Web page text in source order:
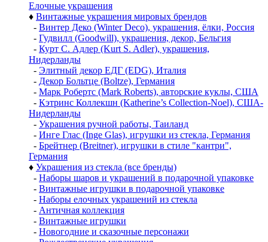
Елочные украшения
♦ Винтажные украшения мировых брендов
- Винтер Деко (Winter Deco), украшения, ёлки, Россия
- Гудвилл (Goodwill), украшения, декор, Бельгия
- Курт С. Адлер (Kurt S. Adler), украшения,
Нидерланды
- Элитный декор ЕДГ (EDG), Италия
- Декор Больтце (Boltze), Германия
- Марк Робертс (Mark Roberts), авторские куклы, США
- Кэтринс Коллекшн (Katherine’s Collection-Noel), США-
Нидерланды
- Украшения ручной работы, Таиланд
- Инге Глас (Inge Glas), игрушки из стекла, Германия
- Брейтнер (Breitner), игрушки в стиле "кантри",
Германия
♦ Украшения из стекла (все бренды)
- Наборы шаров и украшений в подарочной упаковке
- Винтажные игрушки в подарочной упаковке
- Наборы елочных украшений из стекла
- Античная коллекция
- Винтажные игрушки
- Новогодние и сказочные персонажи